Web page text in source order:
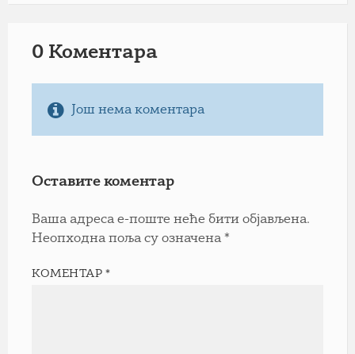
0 Коментарa
Још нема коментара
Оставите коментар
Ваша адреса е-поште неће бити објављена.
Неопходна поља су означена *
КОМЕНТАР*